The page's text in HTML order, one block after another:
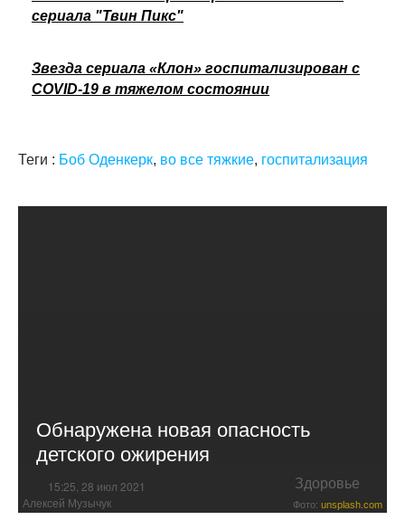
сериала "Твин Пикс"
Звезда сериала «Клон» госпитализирован с
COVID-19 в тяжелом состоянии
Теги : Боб Оденкерк, во все тяжкие, госпитализация
Обнаружена новая опасность
детского ожирения
15:25, 28 июл 2021 Здоровье
Алексей Музычук Фото: unsplash.com